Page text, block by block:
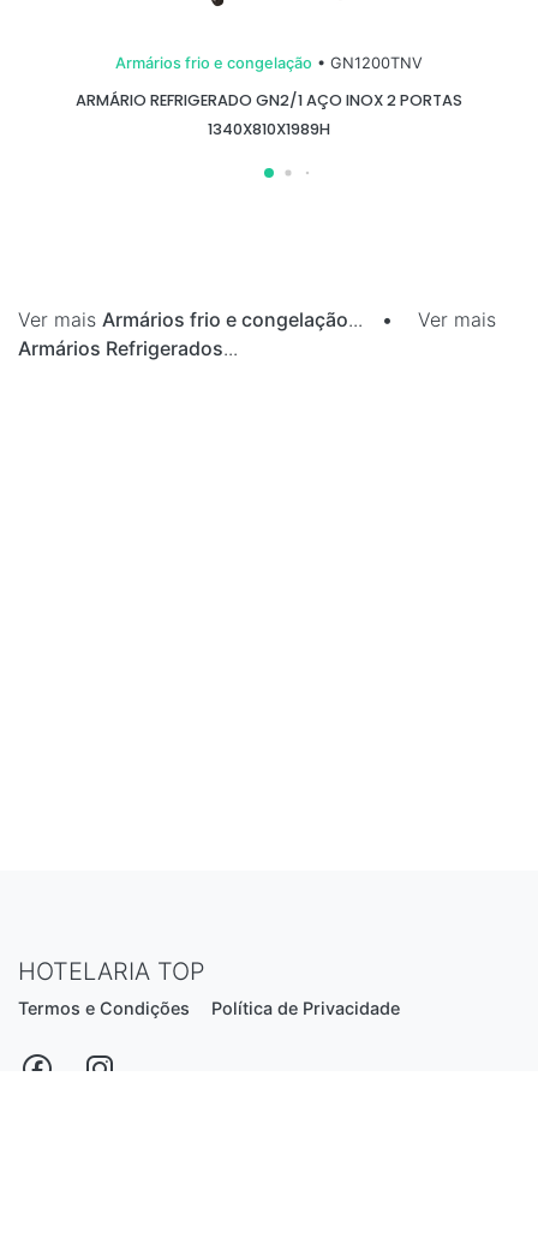
Armários frio e congelação • GN1200TNV
ARMÁRIO REFRIGERADO GN2/1 AÇO INOX 2 PORTAS
1340X810X1989H
Ver mais Armários frio e congelação... • Ver mais
Armários Refrigerados...
HOTELARIA TOP
Termos e Condições Política de Privacidade